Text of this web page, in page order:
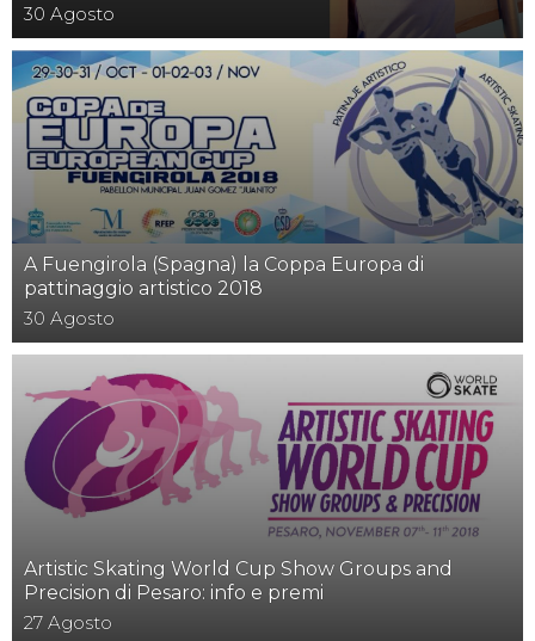
30 Agosto
A Fuengirola (Spagna) la Coppa Europa di
pattinaggio artistico 2018
30 Agosto
Artistic Skating World Cup Show Groups and
Precision di Pesaro: info e premi
27 Agosto